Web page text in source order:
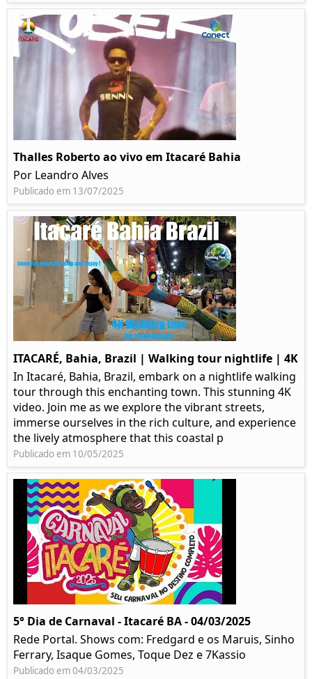
Thalles Roberto ao vivo em Itacaré Bahia
Por Leandro Alves
Publicado em 13/07/2025
ITACARÉ, Bahia, Brazil | Walking tour nightlife | 4K
In Itacaré, Bahia, Brazil, embark on a nightlife walking
tour through this enchanting town. This stunning 4K
video. Join me as we explore the vibrant streets,
immerse ourselves in the rich culture, and experience
the lively atmosphere that this coastal p
Publicado em 10/05/2025
5° Dia de Carnaval - Itacaré BA - 04/03/2025
Rede Portal. Shows com: Fredgard e os Maruis, Sinho
Ferrary, Isaque Gomes, Toque Dez e 7Kassio
Publicado em 04/03/2025